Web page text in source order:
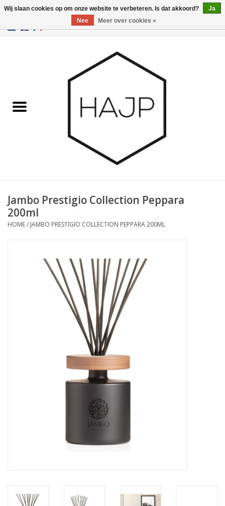
GBP/USD
Gadgets
Merken
Jambo Prestigio Collection Peppara
200ml
HOME/ JAMBO PRESTIGIO COLLECTION PEPPARA 200ML
Wij slaan cookies op om onze website te verbeteren. Is dat akkoord?
Ja
Nee
Meer over cookies »